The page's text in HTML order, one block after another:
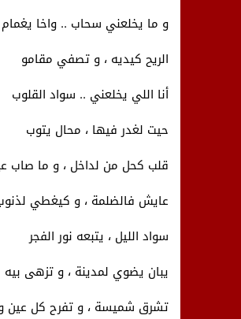
و ما يخلعني سحاب .. واخا يغمام
الريح كيديه ، و تصفي مقامو
أنا اللي يخلعني .. سواد القلوب
حيت لغدر فيها ، محال يتوب
قلب كحل من لداخل ، و ما صاب
عايش فالضلمة ، و كيغطي
سواد الليل ، يتبعه نور الفجر
يبان يضوي لمدينة ، و تزهى
تشرق شميسة ، و تفرح كل عين